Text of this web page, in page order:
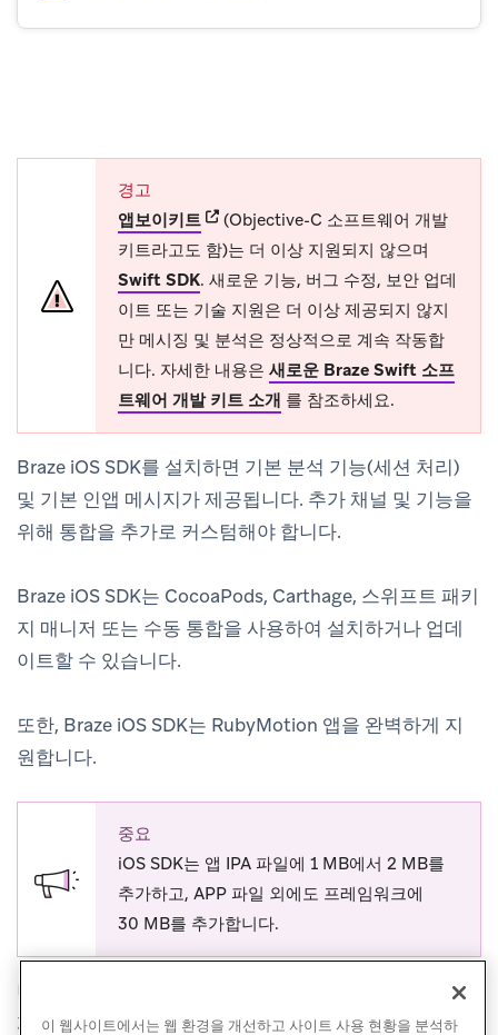
경고
앱보이키트 (opens in new tab)
(Objective-C 소프트웨어 개발
키트라고도 함)는 더 이상 지원되지 않으며
Swift SDK. 새로운 기능, 버그 수정, 보안 업데
이트 또는 기술 지원은 더 이상 제공되지 않지
만 메시징 및 분석은 정상적으로 계속 작동합
니다. 자세한 내용은 새로운 Braze Swift 소프
트웨어 개발 키트 소개 를 참조하세요.
Braze iOS SDK를 설치하면 기본 분석 기능(세션 처리)
및 기본 인앱 메시지가 제공됩니다. 추가 채널 및 기능을
위해 통합을 추가로 커스텀해야 합니다.
Braze iOS SDK는 CocoaPods, Carthage, 스위프트 패키
지 매니저 또는 수동 통합을 사용하여 설치하거나 업데
이트할 수 있습니다.
또한, Braze iOS SDK는 RubyMotion 앱을 완벽하게 지
원합니다.
중요
iOS SDK는 앱 IPA 파일에 1 MB에서 2 MB를
추가하고, APP 파일 외에도 프레임워크에
30 MB를 추가합니다.
나열된 옵션 중 하나를 사용하여 통합한 후
단
계를 따르고 기타 SDK 커스텀(선택 사항)을 활성화한 다
이 웹사이트에서는 웹 환경을 개선하고 사이트 사용 현황을 분석하